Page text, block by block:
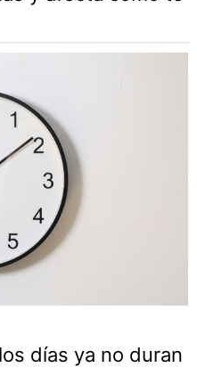
días ya no duran